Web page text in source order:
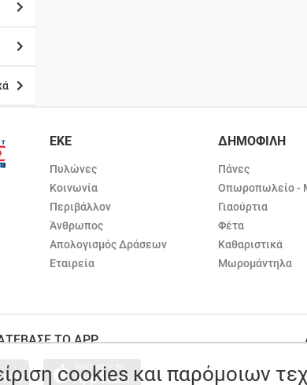
ΕΚΕ
Πυλώνες
Κοινωνία
Περιβάλλον
Άνθρωπος
Απολογισμός Δράσεων
Εταιρεία
ΔΗΜΟΦΙΛΗ
Πάνες
Οπωροπωλείο -
Γιαούρτια
Φέτα
Καθαριστικά
Μωρομάντηλα
ΤΟ APP
cookies και παρόμοιων